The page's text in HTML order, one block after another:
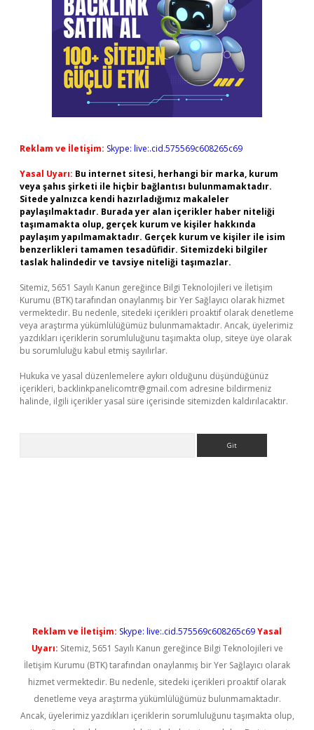
Reklam ve İletişim: Skype: live:.cid.575569c608265c69
Yasal Uyarı: Bu internet sitesi, herhangi bir marka, kurum
veya şahıs şirketi ile hiçbir bağlantısı bulunmamaktadır.
Sitede yalnızca kendi hazırladığımız makaleler
paylaşılmaktadır. Burada yer alan içerikler haber niteliği
taşımamakta olup, gerçek kurum ve kişiler hakkında
paylaşım yapılmamaktadır. Gerçek kurum ve kişiler ile isim
benzerlikleri tamamen tesadüfidir. Sitemizdeki bilgiler
taslak halindedir ve tavsiye niteliği taşımazlar.
Sitemiz, 5651 Sayılı Kanun gereğince Bilgi Teknolojileri ve İletişim
Kurumu (BTK) tarafından onaylanmış bir Yer Sağlayıcı olarak hizmet
vermektedir. Bu nedenle, sitedeki içerikleri proaktif olarak denetleme
veya araştırma yükümlülüğümüz bulunmamaktadır. Ancak, üyelerimiz
yazdıkları içeriklerin sorumluluğunu taşımakta olup, siteye üye olarak
bu sorumluluğu kabul etmiş sayılırlar.
Hukuka ve yasal düzenlemelere aykırı olduğunu düşündüğünüz
içerikleri, backlinkpanelicomtr@gmail.com adresine bildirmeniz
halinde, ilgili içerikler yasal süre içerisinde sitemizden kaldırılacaktır.
Reklam ve İletişim: Skype: live:.cid.575569c608265c69Yasal
Uyarı: Sitemiz, 5651 Sayılı Kanun gereğince Bilgi Teknolojileri ve
İletişim Kurumu (BTK) tarafından onaylanmış bir Yer Sağlayıcı olarak
hizmet vermektedir. Bu nedenle, sitedeki içerikleri proaktif olarak
denetleme veya araştırma yükümlülüğümüz bulunmamaktadır.
Ancak, üyelerimiz yazdıkları içeriklerin sorumluluğunu taşımakta olup,